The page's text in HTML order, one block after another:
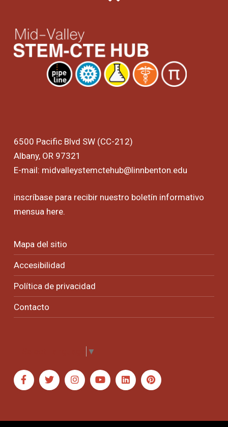
6500 Pacific Blvd SW (CC-212)
Albany, OR 97321
E-mail: midvalleystemctehub@linnbenton.edu
inscríbase para recibir nuestro boletín informativo
mensua here.
Mapa del sitio
Accesibilidad
Política de privacidad
Contacto
▼